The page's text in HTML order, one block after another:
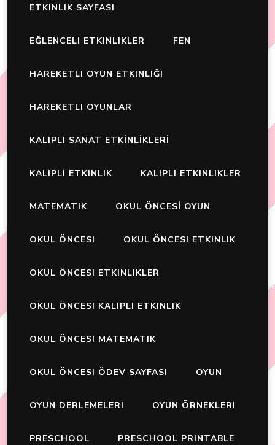
ETKINLIK SAYFASI
EĞLENCELI ETKINLIKLER FEN
HAREKETLI OYUN ETKINLIĞI
HAREKETLI OYUNLAR
KALIPLI SANAT ETKİNLİKLERİ
KALIPLI ETKINLIK KALIPLI ETKINLIKLER
MATEMATIK OKUL ÖNCESİ OYUN
OKUL ÖNCESI OKUL ÖNCESI ETKINLIK
OKUL ÖNCESI ETKINLIKLER
OKUL ÖNCESI KALIPLI ETKINLIK
OKUL ÖNCESI MATEMATIK
OKUL ÖNCESI ÖDEV SAYFASI OYUN
OYUN DERLEMELERI OYUN ÖRNEKLERI
PRESCHOOL PRESCHOOL PRINTABLE